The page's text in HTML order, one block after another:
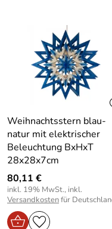
Weihnachtsstern blau-
natur mit elektrischer
Beleuchtung BxHxT
28x28x7cm
80,11 €
inkl. 19% MwSt., inkl.
Versandkostenfür